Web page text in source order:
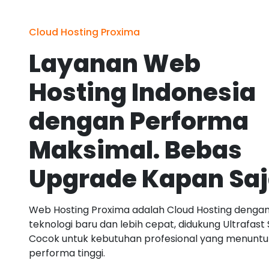
Cloud Hosting Proxima
Layanan Web
Hosting Indonesia
dengan Performa
Maksimal. Bebas
Upgrade Kapan
Web Hosting Proxima adalah Cloud Hosting
teknologi baru dan lebih cepat, didukung Ultrafast
Cocok untuk kebutuhan profesional yang
performa tinggi.